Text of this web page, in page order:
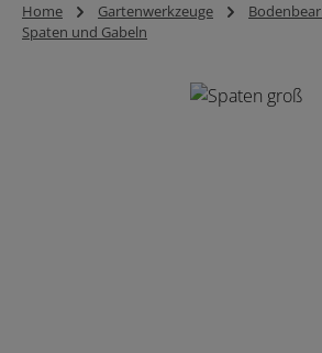
Home Gartenwerkzeuge
Spaten und Gabeln
Bildergalerie überspringen